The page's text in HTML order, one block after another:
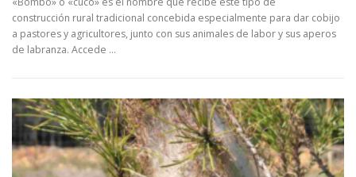
construcción rural tradicional concebida especialmente para dar cobijo
a pastores y agricultores, junto con sus animales de labor y sus aperos
de labranza. Accede …